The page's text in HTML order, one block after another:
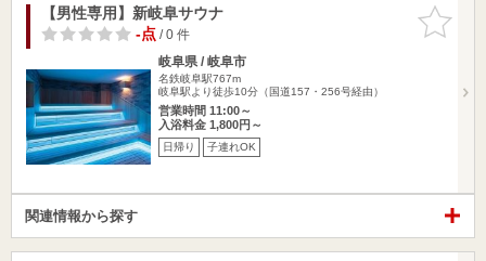
お気に入
りに追加
【男性専用】新岐阜サウナ
-点/ 0 件
岐阜県 / 岐阜市
名鉄岐阜駅767m
岐阜駅より徒歩10分（国道157・256号経由）
営業時間 11:00～
入浴料金 1,800円～
日帰り 子連れOK
関連情報から探す